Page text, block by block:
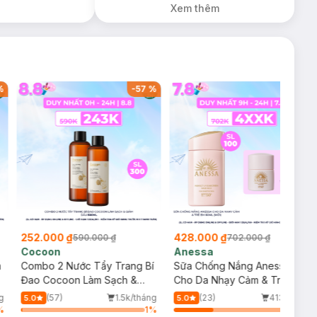
Điểm Colorkey
(SL có hạn)
Xem thêm
-57 %
252.000 ₫590.000 ₫
Cocoon
Combo 2 Nước Tẩy Trang Bí
Đao Cocoon Làm Sạch &
Giảm Dầu 500ml
5.0 (57)
1.5k/tháng
1%
428.000 ₫702.000 ₫
Anessa
Sữa Chống Nắng Anessa
Cho Da Nhạy Cảm & Trẻ Em
60ml (Mới)
5.0 (23)
413/tháng